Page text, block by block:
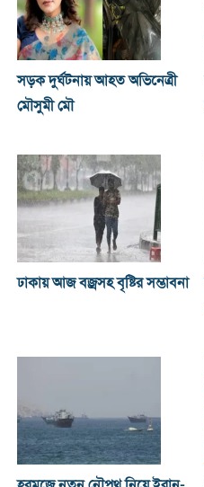
সড়ক দুর্ঘটনায় আহত অভিনেত্রী
মৌসুমী মৌ
ঢাকায় আজ বজ্রসহ বৃষ্টির সম্ভাবনা